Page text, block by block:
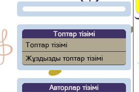
Топтар тізімі
Топтар тізімі
Жұздызды топтар тізімі
Авторлар тізімі